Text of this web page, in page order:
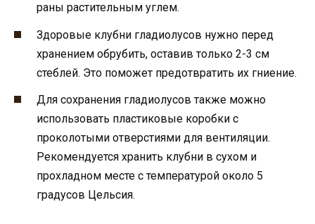
раны растительным углем.
Здоровые клубни гладиолусов нужно перед
хранением обрубить, оставив только 2-3 см
стеблей. Это поможет предотвратить их гниение.
Для сохранения гладиолусов также можно
использовать пластиковые коробки с
проколотыми отверстиями для вентиляции.
Рекомендуется хранить клубни в сухом и
прохладном месте с температурой около 5
градусов Цельсия.